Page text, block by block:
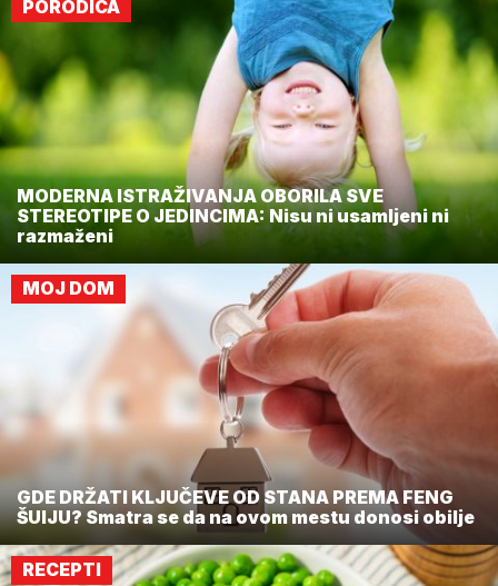
PORODICA
MODERNA ISTRAŽIVANJA OBORILA SVE
STEREOTIPE O JEDINCIMA: Nisu ni usamljeni ni
razmaženi
MOJ DOM
GDE DRŽATI KLJUČEVE OD STANA PREMA FENG
ŠUIJU? Smatra se da na ovom mestu donosi obilje
RECEPTI